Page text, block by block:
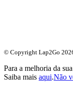
© Copyright Lap2Go
Para a melhoria da
Saiba mais aqui.Não